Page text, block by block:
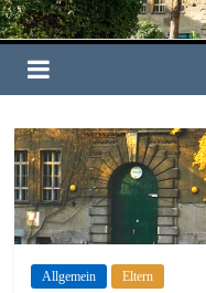
Allgemein Eltern